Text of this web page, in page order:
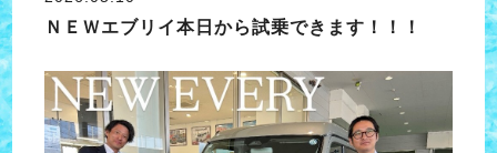
ＮＥＷエブリイ本日から試乗できます！！！